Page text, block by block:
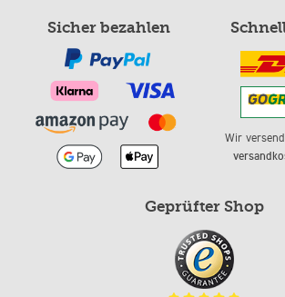
Sicher bezahlen
Wir
Geprüfter Shop